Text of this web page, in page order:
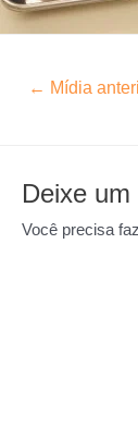
← Mídia
Deixe
Você precisa